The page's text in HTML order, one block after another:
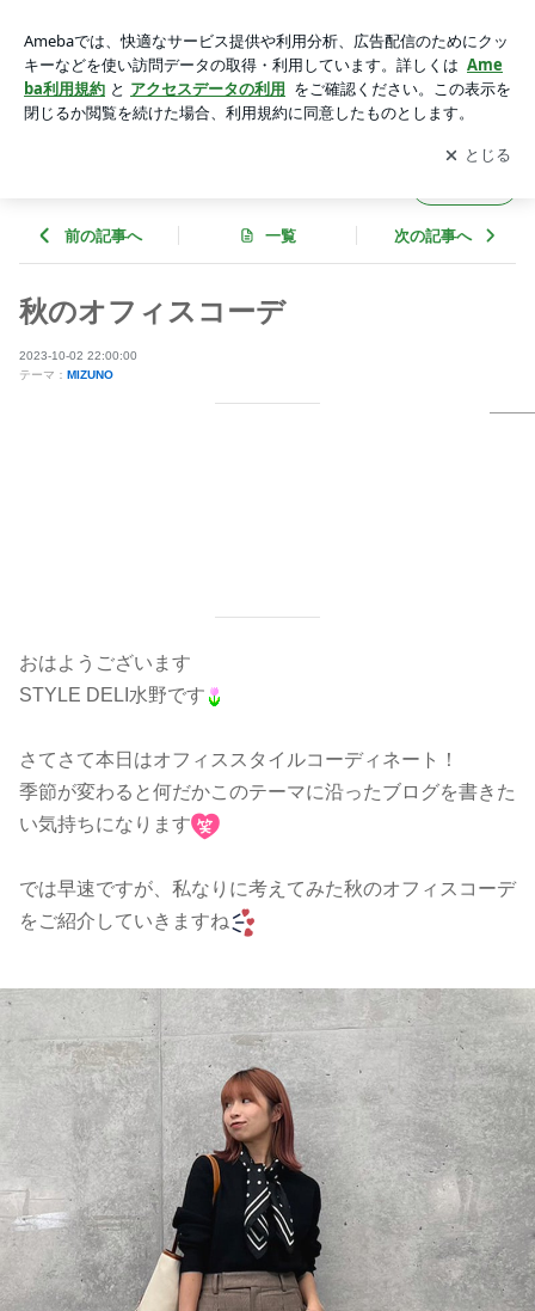
ed by Amebaアプリをダウンロードして ブログの更新通知
を受け取りまし
ょう。
開く
前の記事へ 一覧 次の記事へ
秋のオフィスコーデ
2023-10-02 22:00:00
テーマ： MIZUNO
おはようございます
STYLE DELI水野です
さてさて本日はオフィススタイルコーディネート！
季節が変わると何だかこのテーマに沿ったブログを書きた
い気持ちになります
では早速ですが、私なりに考えてみた秋のオフィスコーデ
をご紹介していきますね